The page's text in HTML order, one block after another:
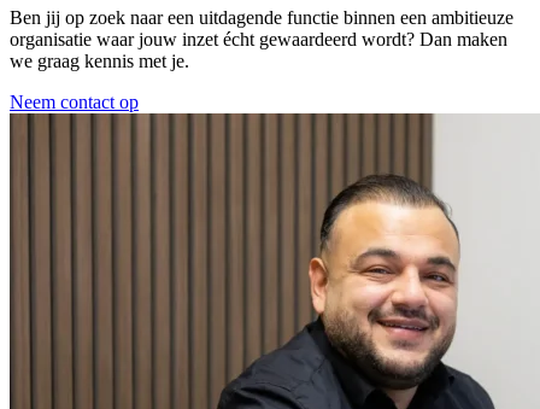
Ben jij op zoek naar een uitdagende functie binnen een ambitieuze
organisatie waar jouw inzet écht gewaardeerd wordt? Dan maken
we graag kennis met je.
Neem contact op